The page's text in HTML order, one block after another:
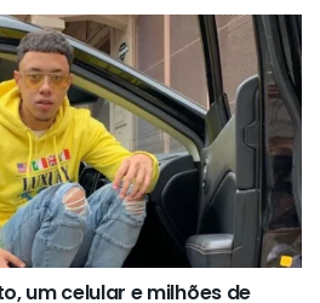
um celular e milhões de